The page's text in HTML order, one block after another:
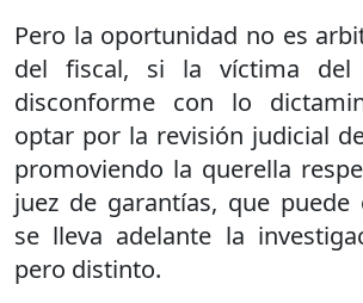
Pero la oportunidad no es
del fiscal, si la víctima del
disconforme con lo
optar por la revisión judicial
promoviendo la querella
juez de garantías, que puede
se lleva adelante la
pero distinto.